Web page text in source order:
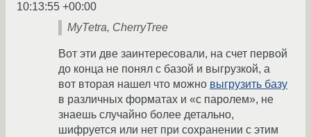
10:13:55 +00:00
MyTetra, CherryTree
Вот эти две заинтересовали, на счет первой
до конца не понял с базой и выгрузкой, а
вот вторая нашел что можно выгрузить базу
в различных форматах и «с паролем», не
знаешь случайно более детально,
шифруется или нет при сохранении с этим